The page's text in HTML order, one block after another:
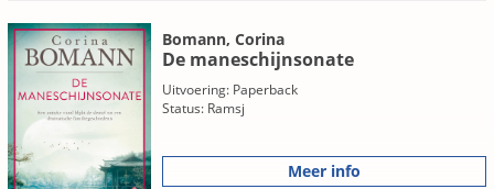
Bomann, Corina
De maneschijnsonate
Uitvoering: Paperback
Status: Ramsj
Meer info